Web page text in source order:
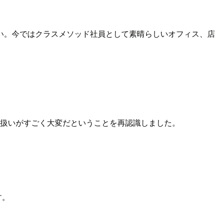
今ではクラスメソッド社員として素晴らしいオフィス、店
がすごく大変だということを再認識しました。